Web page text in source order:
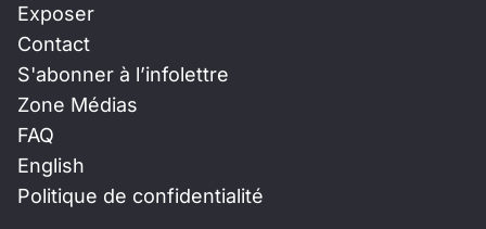
Exposer
Contact
S'abonner à l’infolettre
Zone Médias
FAQ
English
Politique de confidentialité